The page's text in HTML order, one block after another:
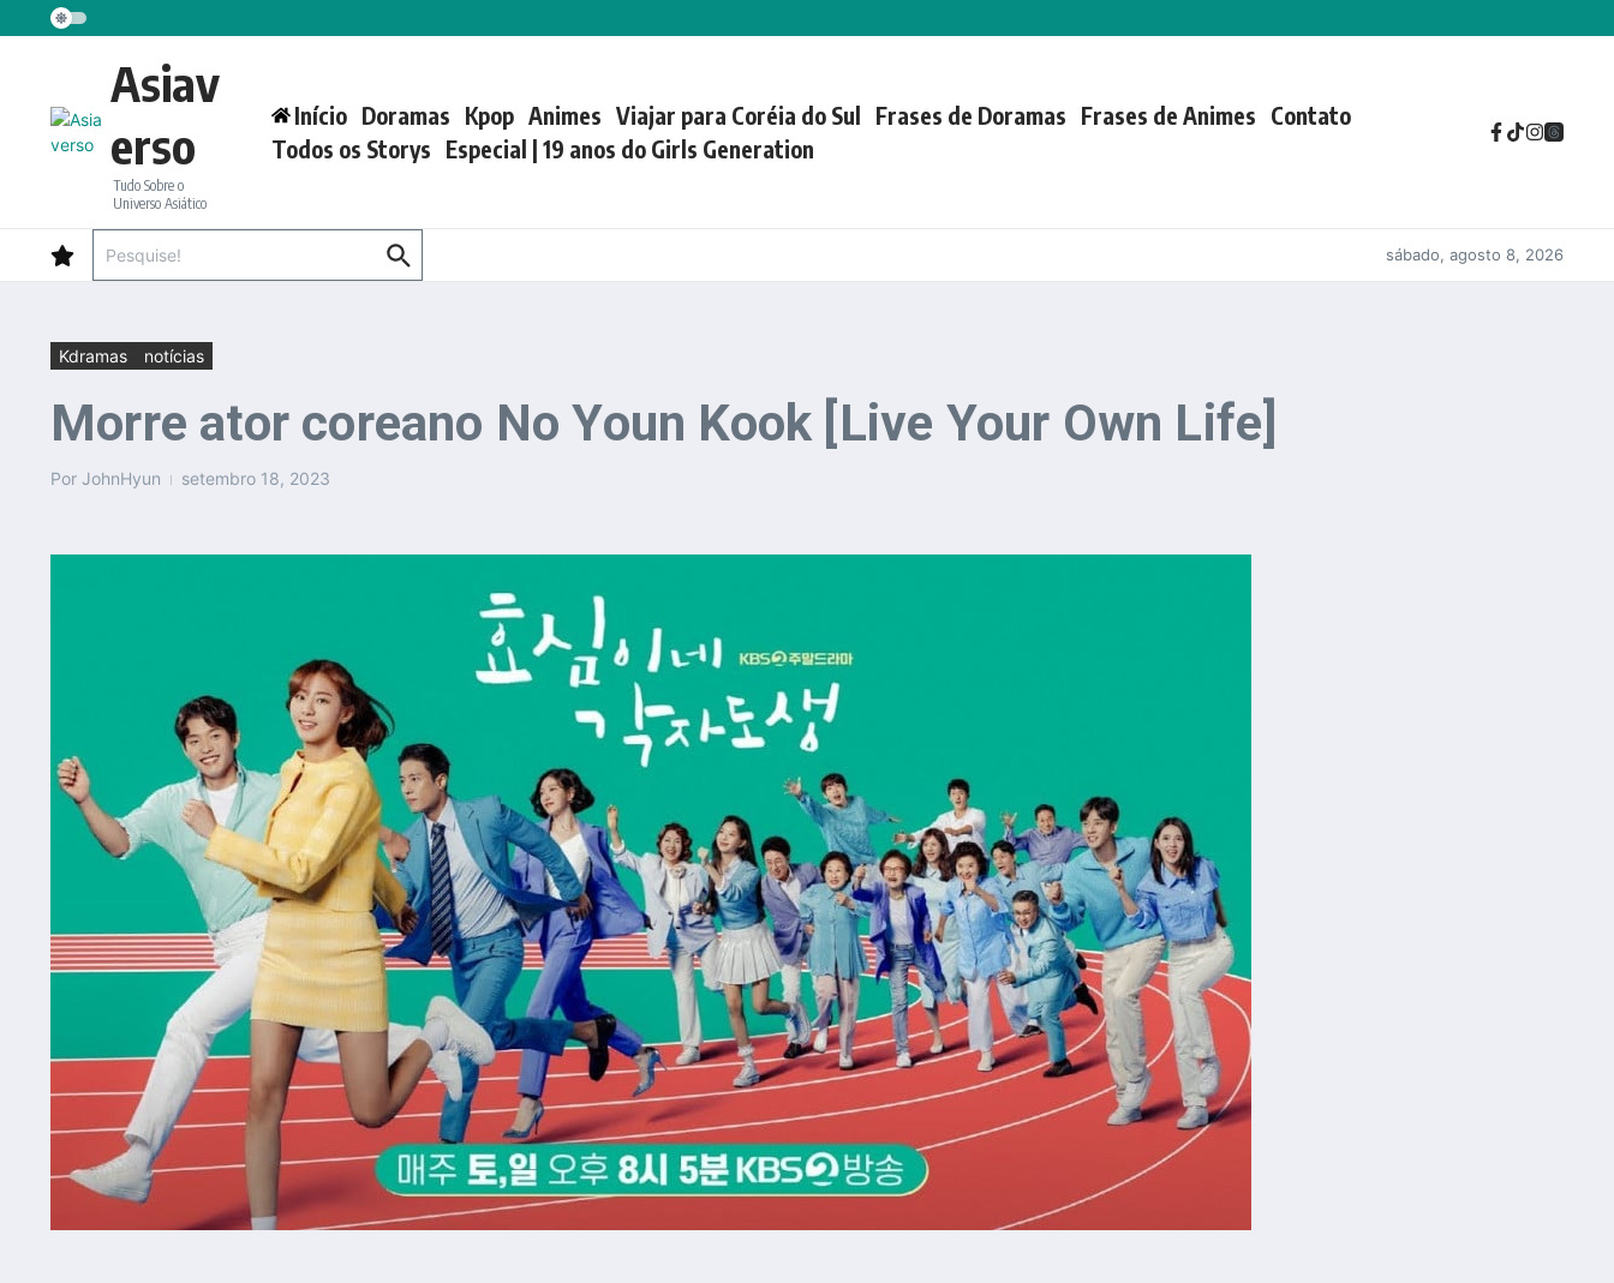
Ir para o conteúdo
Asiav
erso
Tudo Sobre o
Universo Asiático
Início Doramas Kpop Animes Viajar para Coréia do Sul Frases de Doramas Frases de Animes Contato
Todos os Storys Especial | 19 anos do Girls Generation
sábado, agosto 8, 2026
Kdramas notícias
Morre ator coreano No Youn Kook [Live Your Own Life]
Por JohnHyun setembro 18, 2023